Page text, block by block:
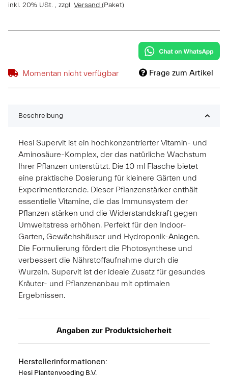
inkl. 20% USt. , zzgl. Versand (Paket)
Momentan nicht verfügbar Frage zum Artikel
Beschreibung
Hesi Supervit ist ein hochkonzentrierter Vitamin- und
Aminosäure-Komplex, der das natürliche Wachstum
Ihrer Pflanzen unterstützt. Die 10 ml Flasche bietet
eine praktische Dosierung für kleinere Gärten und
Experimentierende. Dieser Pflanzenstärker enthält
essentielle Vitamine, die das Immunsystem der
Pflanzen stärken und die Widerstandskraft gegen
Umweltstress erhöhen. Perfekt für den Indoor-
Garten, Gewächshäuser und Hydroponik-Anlagen.
Die Formulierung fördert die Photosynthese und
verbessert die Nährstoffaufnahme durch die
Wurzeln. Supervit ist der ideale Zusatz für gesundes
Kräuter- und Pflanzenanbau mit optimalen
Ergebnissen.
Angaben zur Produktsicherheit
Herstellerinformationen:
Hesi Plantenvoeding B.V.